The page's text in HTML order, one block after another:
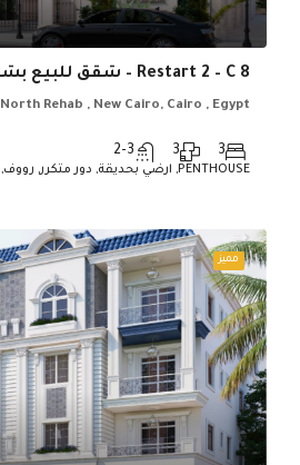
Restart 2 – C 8 – شقق للبيع بشمال الرحاب
North Rehab , New Cairo, Cairo , Egypt
3
3
2-3
PENTHOUSE, ارضي بحديقة, دور متكرر, رووف, شقة, سكني
مميز